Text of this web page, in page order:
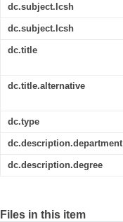
dc.subject.lcsh
dc.subject.lcsh
dc.title
dc.title.alternative
dc.type
dc.description.department
dc.description.degree
Files in this item